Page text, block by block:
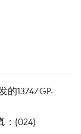
的1374/GP-
：(024)